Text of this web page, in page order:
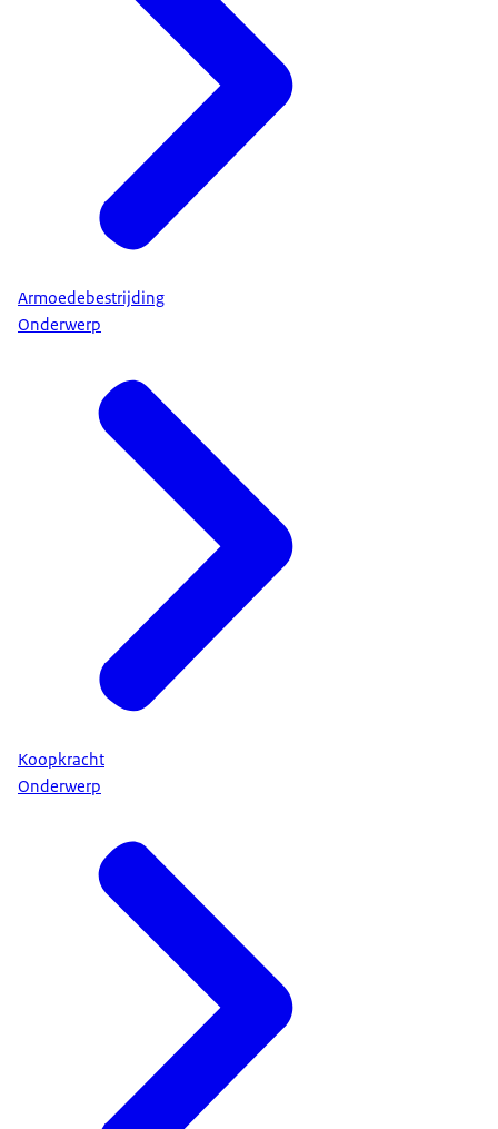
Armoedebestrijding
Onderwerp
Koopkracht
Onderwerp